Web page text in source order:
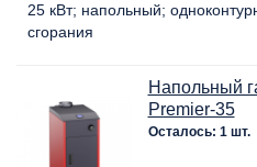
25 кВт напольный
сгорания
Напольный
Premier-35
Осталось: 1 шт.